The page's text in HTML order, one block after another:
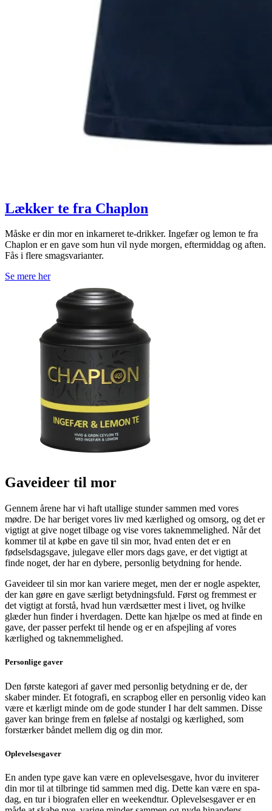
Lækker te fra Chaplon
Måske er din mor en inkarneret te-drikker. Ingefær og lemon te fra
Chaplon er en gave som hun vil nyde morgen, eftermiddag og aften.
Fås i flere smagsvarianter.
Se mere her
Gaveideer til mor
Gennem årene har vi haft utallige stunder sammen med vores
mødre. De har beriget vores liv med kærlighed og omsorg, og det er
vigtigt at give noget tilbage og vise vores taknemmelighed. Når det
kommer til at købe en gave til sin mor, hvad enten det er en
fødselsdagsgave, julegave eller mors dags gave, er det vigtigt at
finde noget, der har en dybere, personlig betydning for hende.
Gaveideer til sin mor kan variere meget, men der er nogle aspekter,
der kan gøre en gave særligt betydningsfuld. Først og fremmest er
det vigtigt at forstå, hvad hun værdsætter mest i livet, og hvilke
glæder hun finder i hverdagen. Dette kan hjælpe os med at finde en
gave, der passer perfekt til hende og er en afspejling af vores
kærlighed og taknemmelighed.
Personlige gaver
Den første kategori af gaver med personlig betydning er de, der
skaber minder. Et fotografi, en scrapbog eller en personlig video kan
være et kærligt minde om de gode stunder I har delt sammen. Disse
gaver kan bringe frem en følelse af nostalgi og kærlighed, som
forstærker båndet mellem dig og din mor.
Oplevelsesgaver
En anden type gave kan være en oplevelsesgave, hvor du inviterer
din mor til at tilbringe tid sammen med dig. Dette kan være en spa-
dag, en tur i biografen eller en weekendtur. Oplevelsesgaver er en